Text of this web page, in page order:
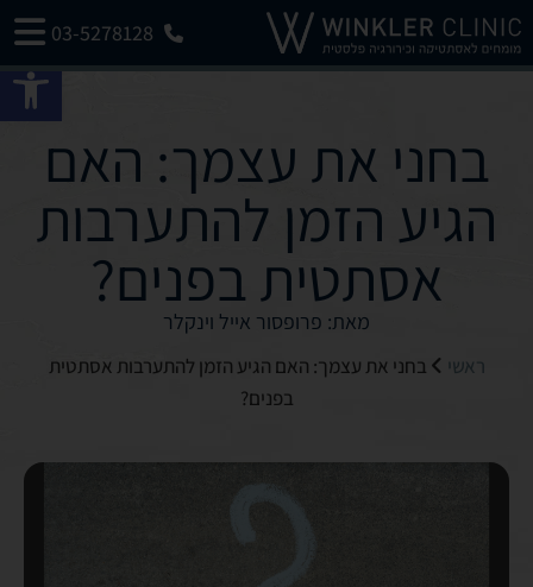
03-5278128
בחני את עצמך: האם
הגיע הזמן להתערבות
אסתטית בפנים?
מאת: פרופסור אייל וינקלר
ראשי
בחני את עצמך: האם הגיע הזמן להתערבות אסתטית
בפנים?